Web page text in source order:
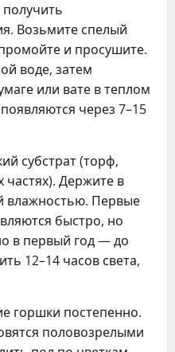
Возьмите спелый
и просушите.
воде, затем
или вате в теплом
через 7–15
субстрат (торф,
частях). Держите в
влажностью. Первые
быстро, но
в первый год — до
12–14 часов света,
горшки постепенно.
половозрелыми